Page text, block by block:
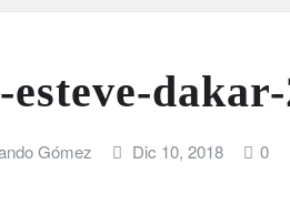
dakar-
Gómez Dic 10, 2018 0